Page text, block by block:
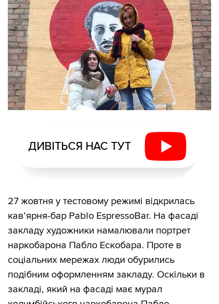
ДИВІТЬСЯ НАС ТУТ
27 жовтня у тестовому режимі відкрилась
кав’ярня-бар Pablo EspressoBar. На фасаді
закладу художники намалювали портрет
наркобарона Пабло Ескобара. Проте в
соціальних мережах люди обурились
подібним оформленням закладу. Оскільки в
закладі, який на фасаді має мурал